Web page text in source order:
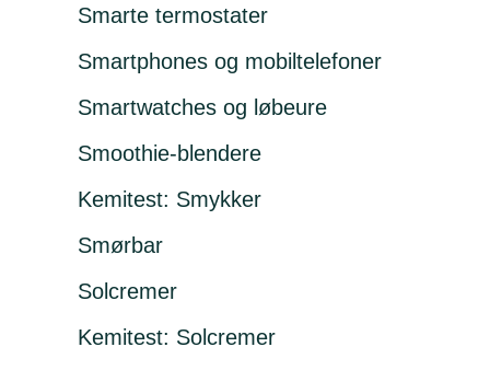
Smarte termostater
Smartphones og mobiltelefoner
Smartwatches og løbeure
Smoothie-blendere
Kemitest: Smykker
Smørbar
Solcremer
Kemitest: Solcremer